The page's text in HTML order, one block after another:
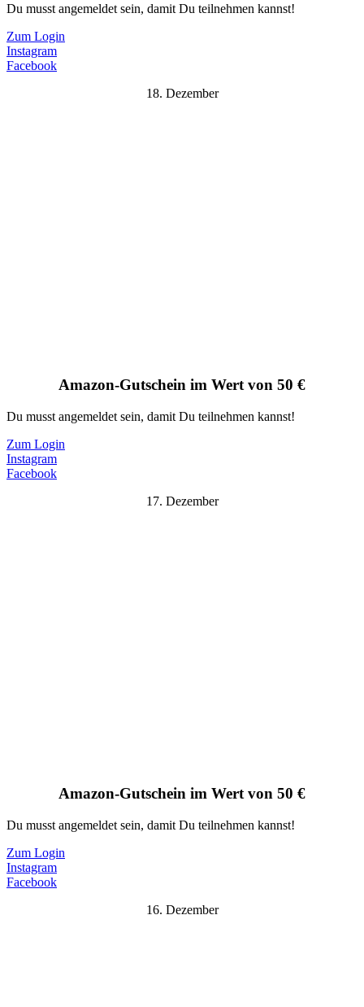
Du musst angemeldet sein, damit Du teilnehmen kannst!
Zum Login
Instagram
Facebook
18. Dezember
Amazon-Gutschein im Wert von 50 €
Du musst angemeldet sein, damit Du teilnehmen kannst!
Zum Login
Instagram
Facebook
17. Dezember
Amazon-Gutschein im Wert von 50 €
Du musst angemeldet sein, damit Du teilnehmen kannst!
Zum Login
Instagram
Facebook
16. Dezember